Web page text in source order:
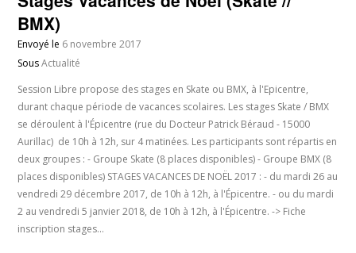
BMX)
Envoyé le 6 novembre 2017
SousActualité
Session Libre propose des stages en Skate ou BMX, à l'Epicentre,
durant chaque période de vacances scolaires. Les stages Skate / BMX
se déroulent à l'Épicentre (rue du Docteur Patrick Béraud - 15000
Aurillac) de 10h à 12h, sur 4 matinées. Les participants sont répartis en
deux groupes : - Groupe Skate (8 places disponibles) - Groupe BMX (8
places disponibles) STAGES VACANCES DE NOËL 2017 : - du mardi 26 au
vendredi 29 décembre 2017, de 10h à 12h, à l'Épicentre. - ou du mardi
2 au vendredi 5 janvier 2018, de 10h à 12h, à l'Épicentre. -> Fiche
inscription stages…